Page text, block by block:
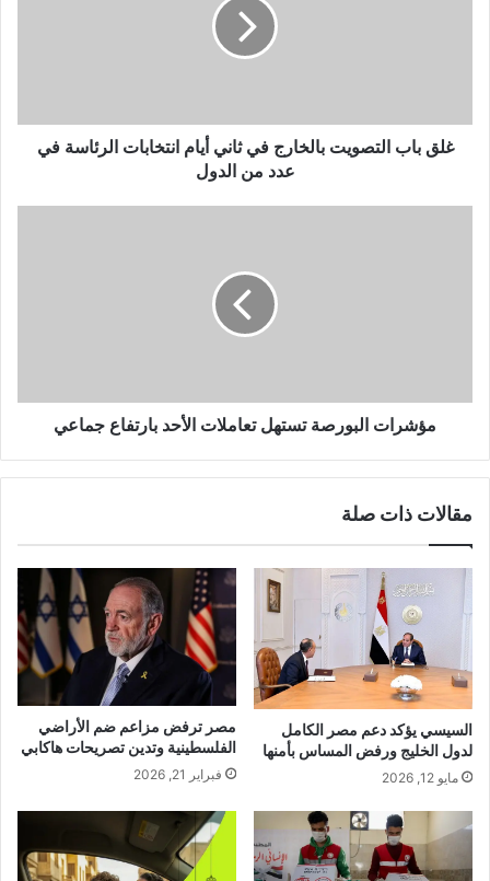
غلق باب التصويت بالخارج في ثاني أيام انتخابات الرئاسة في
عدد من الدول
مؤشرات البورصة تستهل تعاملات الأحد بارتفاع جماعي
مقالات ذات صلة
السيسي يؤكد دعم مصر الكامل
لدول الخليج ورفض المساس بأمنها
مايو 12, 2026
مصر ترفض مزاعم ضم الأراضي
الفلسطينية وتدين تصريحات هاكابي
فبراير 21, 2026